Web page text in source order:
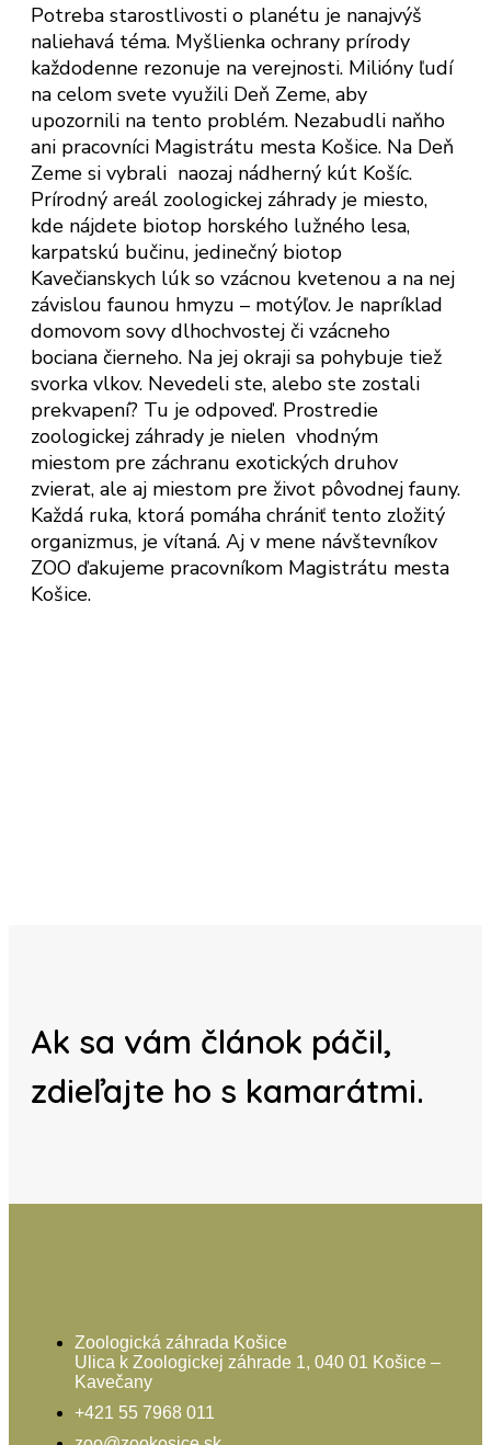
Potreba starostlivosti o planétu je nanajvýš
naliehavá téma. Myšlienka ochrany prírody
každodenne rezonuje na verejnosti. Milióny ľudí
na celom svete využili Deň Zeme, aby
upozornili na tento problém. Nezabudli naňho
ani pracovníci Magistrátu mesta Košice. Na Deň
Zeme si vybrali naozaj nádherný kút Košíc.
Prírodný areál zoologickej záhrady je miesto,
kde nájdete biotop horského lužného lesa,
karpatskú bučinu, jedinečný biotop
Kavečianskych lúk so vzácnou kvetenou a na nej
závislou faunou hmyzu – motýľov. Je napríklad
domovom sovy dlhochvostej či vzácneho
bociana čierneho. Na jej okraji sa pohybuje tiež
svorka vlkov. Nevedeli ste, alebo ste zostali
prekvapení? Tu je odpoveď. Prostredie
zoologickej záhrady je nielen vhodným
miestom pre záchranu exotických druhov
zvierat, ale aj miestom pre život pôvodnej fauny.
Každá ruka, ktorá pomáha chrániť tento zložitý
organizmus, je vítaná. Aj v mene návštevníkov
ZOO ďakujeme pracovníkom Magistrátu mesta
Košice.
Ak sa vám článok páčil,
zdieľajte ho s kamarátmi.
Zoologická záhrada Košice
Ulica k Zoologickej záhrade 1, 040 01 Košice –
Kavečany
+421 55 7968 011